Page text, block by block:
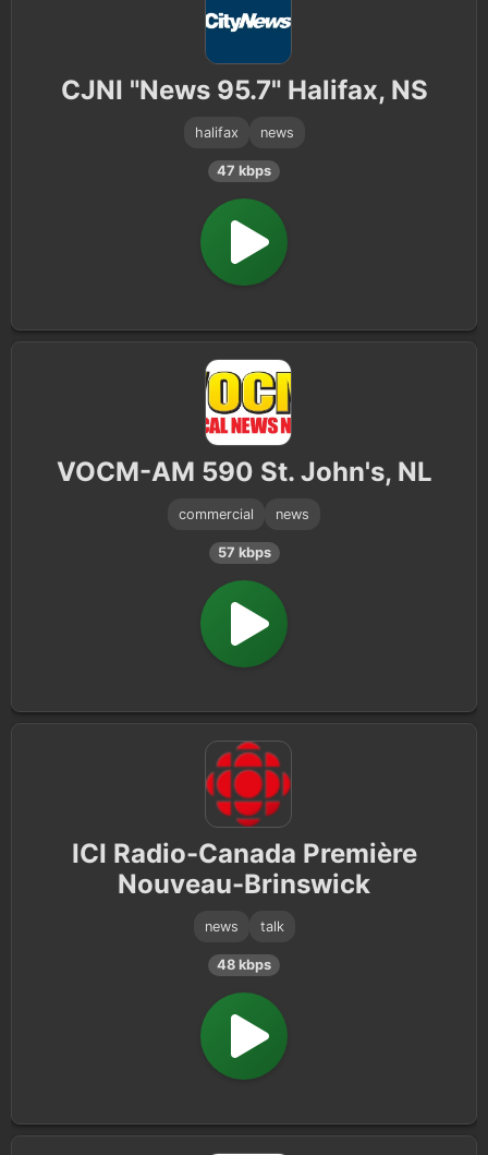
CJNI "News 95.7" Halifax, NS
halifax news
47 kbps
VOCM-AM 590 St. John's, NL
commercial news
57 kbps
ICI Radio-Canada Première
Nouveau-Brinswick
news talk
48 kbps